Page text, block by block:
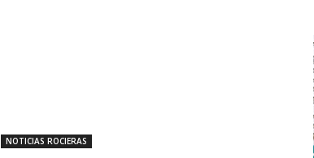
NOTICIAS ROCIERAS